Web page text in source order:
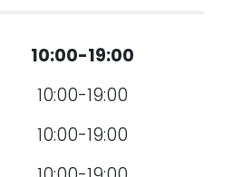
10:00-19:00
10:00-19:00
10:00-19:00